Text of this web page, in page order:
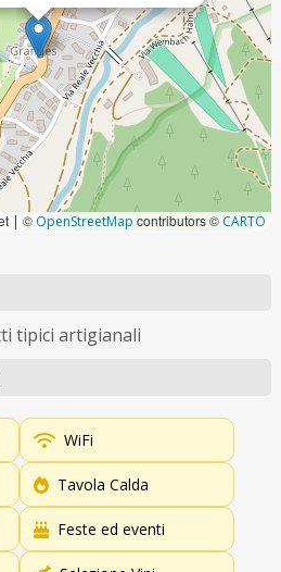
| ©OpenStreetMap contributors © CARTO
tipici artigianali
WiFi
Tavola Calda
Feste ed eventi